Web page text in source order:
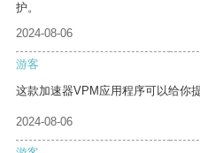
护。
2024-08-06
游客
这款加速器VPM应用程序可以给你
2024-08-06